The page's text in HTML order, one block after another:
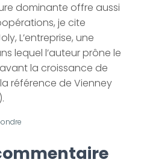
dominante offre aussi
je cite
L’entreprise, une
lequel l’auteur prône le
la croissance de
référence de Vienney